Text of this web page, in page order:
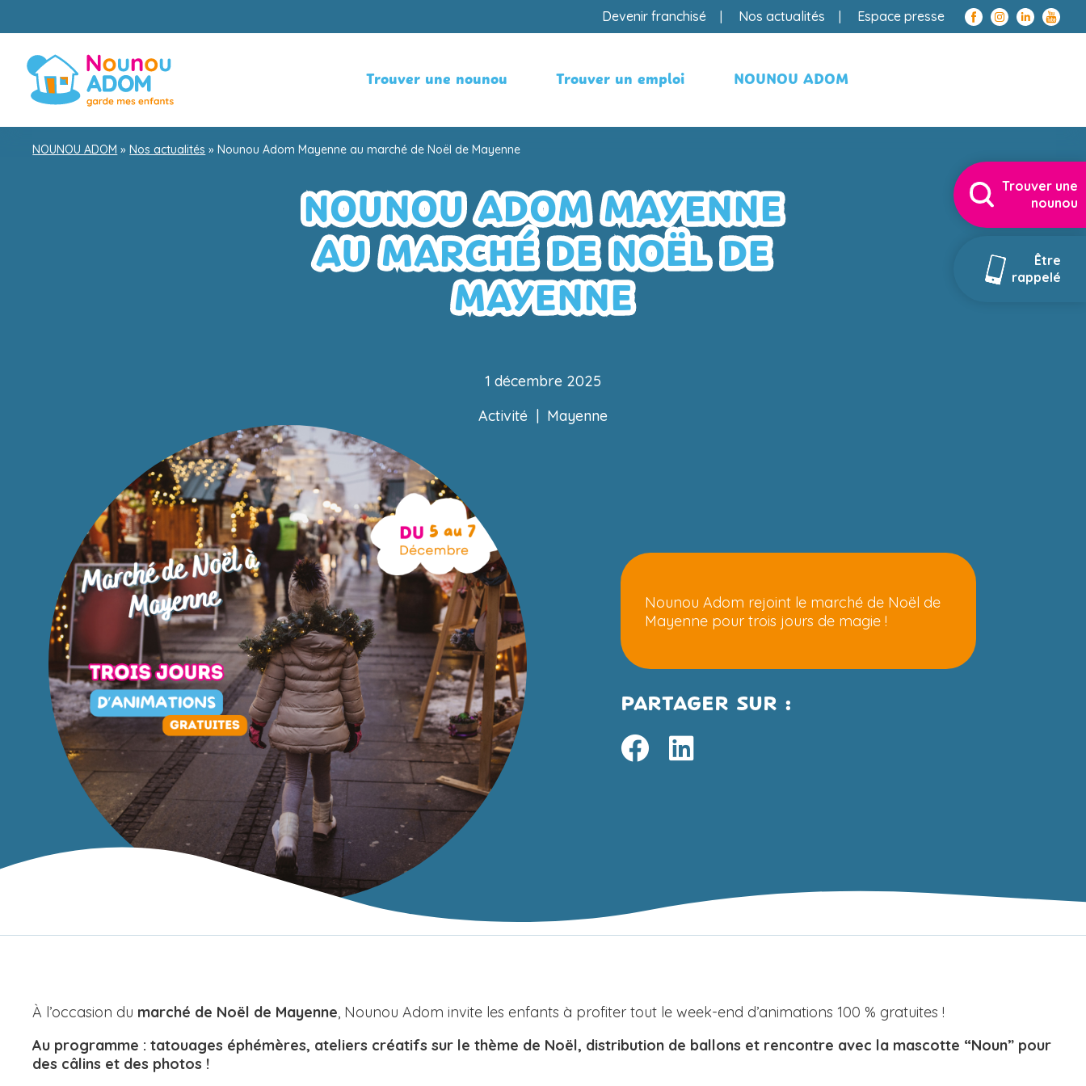
Devenir franchisé Nos actualités Espace presse
Trouver une nounou Trouver un emploi NOUNOU ADOM
Trouver une
nounou
Être
rappelé
NOUNOU ADOM »Nos actualités »Nounou Adom Mayenne au marché de Noël de Mayenne
NOUNOU ADOM MAYENNE
AU MARCHÉ DE NOËL DE
MAYENNE
1 décembre 2025
Activité | Mayenne
Nounou Adom rejoint le marché de Noël de
Mayenne pour trois jours de magie !
PARTAGER SUR :
À l’occasion du marché de Noël de Mayenne, Nounou Adom invite les enfants à profiter tout le week-end d’animations 100 % gratuites !
Au programme : tatouages éphémères, ateliers créatifs sur le thème de Noël, distribution de ballons et rencontre avec la mascotte “Noun” pour
des câlins et des photos !